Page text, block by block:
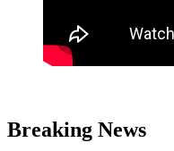
Breaking News